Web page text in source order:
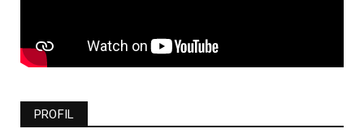
PROFIL